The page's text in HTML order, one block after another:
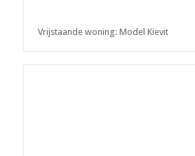
Vrijstaande woning: Model Kievit